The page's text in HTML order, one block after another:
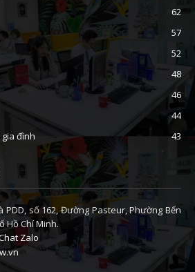
62
57
52
48
46
44
đình
43
PDD, số 162, Đường Pasteur, Phường Bến
Hồ Chí Minh.
Zalo